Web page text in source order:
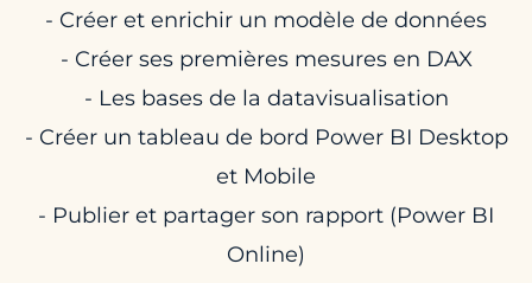
- Créer et enrichir un modèle de données
- Créer ses premières mesures en DAX
- Les bases de la datavisualisation
- Créer un tableau de bord Power BI Desktop
et Mobile
- Publier et partager son rapport (Power BI
Online)